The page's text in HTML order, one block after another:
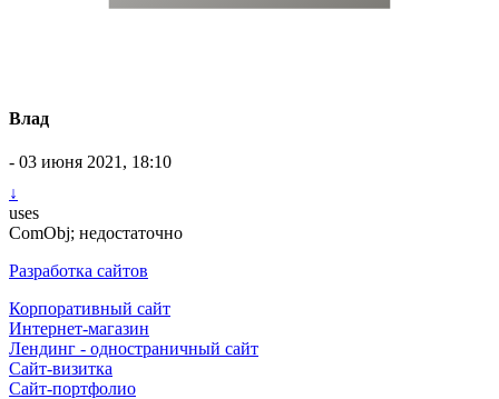
Влад
- 03 июня 2021, 18:10
↓
uses
ComObj; недостаточно
Разработка сайтов
Корпоративный сайт
Интернет-магазин
Лендинг - одностраничный сайт
Сайт-визитка
Сайт-портфолио